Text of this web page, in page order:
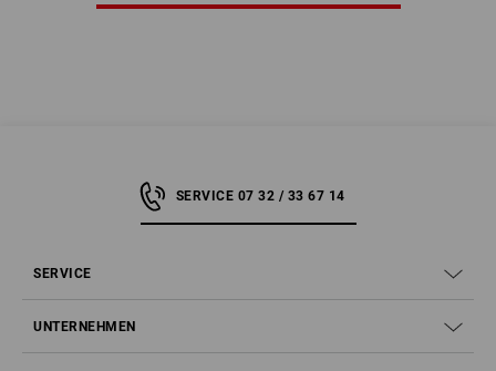
SERVICE 07 32 / 33 67 14
SERVICE
UNTERNEHMEN